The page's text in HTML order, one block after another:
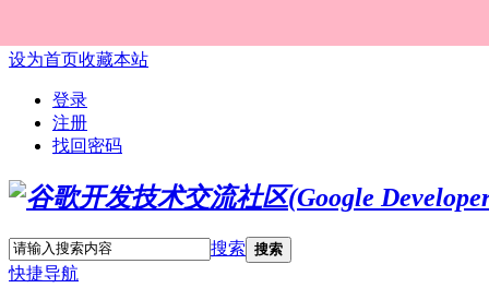
设为首页收藏本站
登录
注册
找回密码
搜索 搜索
快捷导航